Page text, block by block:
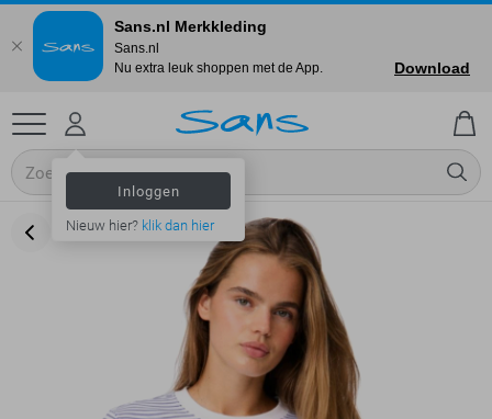
Inloggen
Nieuw hier? klik dan hier
Sans.nl Merkkleding
Sans.nl
Nu extra leuk shoppen met de App.
Download